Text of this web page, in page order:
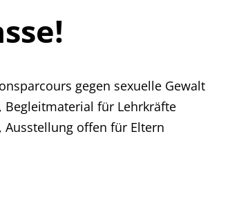
gegen sexuelle Gewalt
für Lehrkräfte
offen für Eltern